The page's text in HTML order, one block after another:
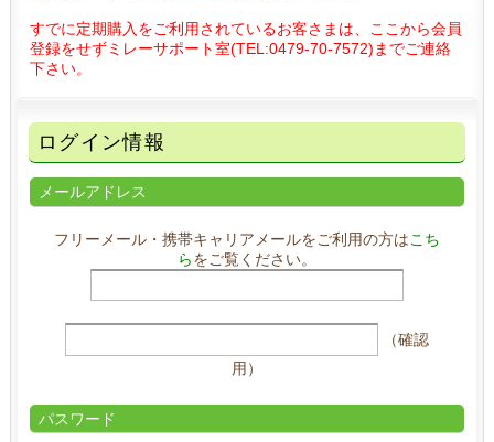
すでに定期購入をご利用されているお客さまは、ここから会員
登録をせずミレーサポート室(TEL:0479-70-7572)までご連絡
下さい。
ログイン情報
メールアドレス
フリーメール・携帯キャリアメールをご利用の方はこち
らをご覧ください。
（確認
用）
パスワード